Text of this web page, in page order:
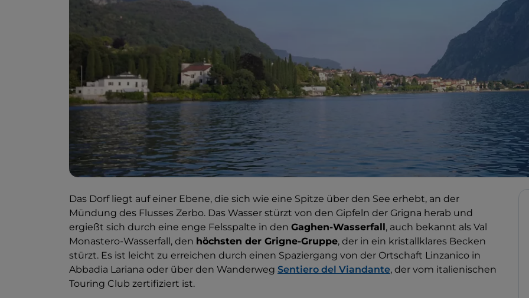
Das Dorf liegt auf einer Ebene, die sich wie eine Spitze über den See erhebt, an der
Mündung des Flusses Zerbo. Das Wasser stürzt von den Gipfeln der Grigna herab und
ergießt sich durch eine enge Felsspalte in den Gaghen-Wasserfall , auch bekannt als Val
Monastero-Wasserfall, den höchsten der Grigne-Gruppe, der in ein kristallklares Becken
stürzt. Es ist leicht zu erreichen durch einen Spaziergang von der Ortschaft Linzanico in
Abbadia Lariana oder über den Wanderweg Sentiero del Viandante, der vom italienischen
Touring Club zertifiziert ist.